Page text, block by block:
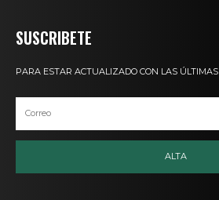
SUSCRIBETE
PARA ESTAR ACTUALIZADO CON LAS ÚLTIMAS
ALTA